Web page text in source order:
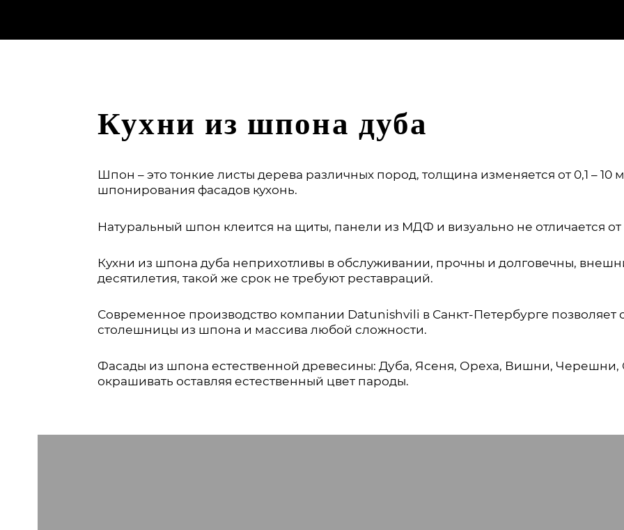
Кухни из шпона дуба
Шпон – это тонкие листы дерева различных пород, толщина изменяется от 0,1 – 10
шпонирования фасадов кухонь.
Натуральный шпон клеится на щиты, панели из МДФ и визуально не отличается от
Кухни из шпона дуба неприхотливы в обслуживании, прочны и долговечны,
десятилетия, такой же срок не требуют реставраций.
Современное производство компании Datunishvili в Санкт-Петербурге позволяет
столешницы из шпона и массива любой сложности.
Фасады из шпона естественной древесины: Дуба, Ясеня, Ореха, Вишни,
окрашивать оставляя естественный цвет пароды.